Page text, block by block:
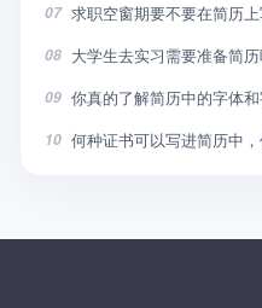
07 求职空窗期要不要在简历
08 大学生去实习需要准备简历
09 你真的了解简历中的字体
10 何种证书可以写进简历中，